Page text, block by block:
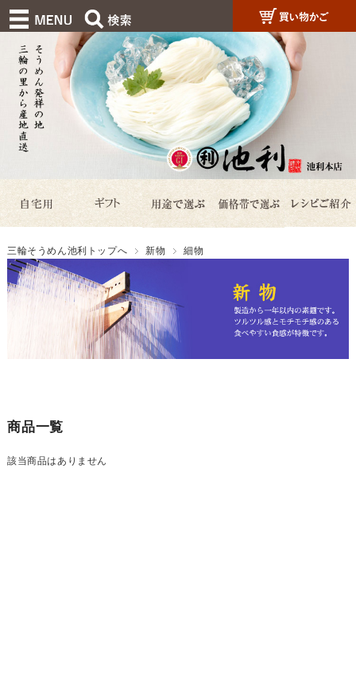
三輪そうめん池利トップへ 新物 細物
商品一覧
該当商品はありません